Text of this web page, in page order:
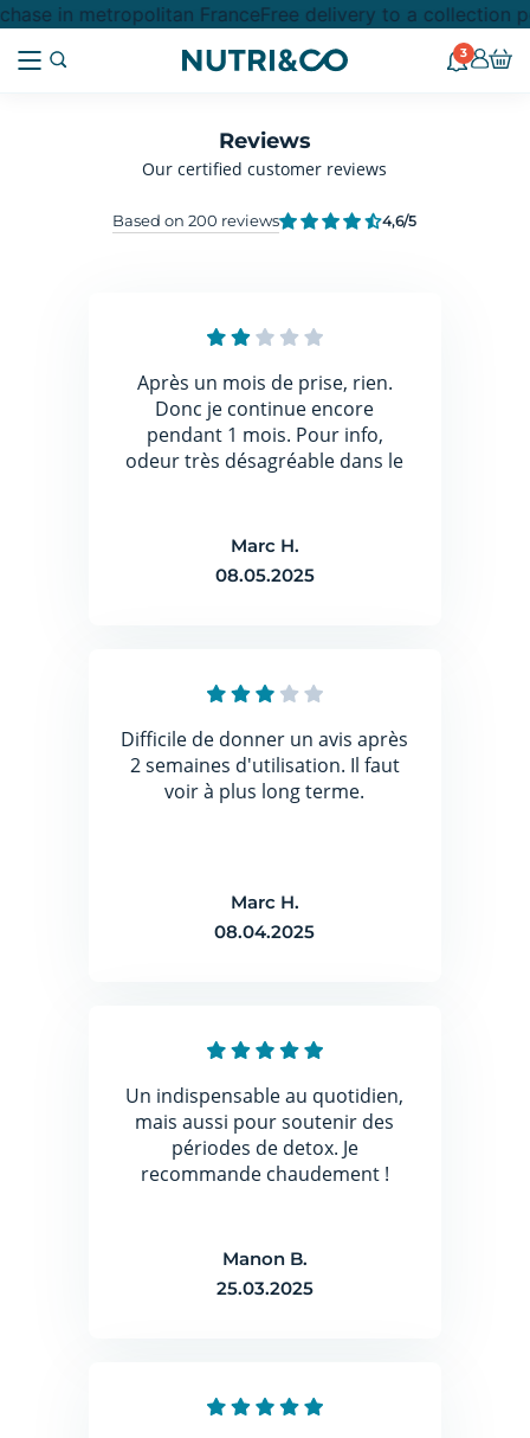
in metropolitan FranceFree delivery to a collection
3
Reviews
Our certified customer reviews
4,6/5
Based on 200 reviews
Après un mois de prise, rien.
Donc je continue encore
pendant 1 mois. Pour info,
odeur très désagréable dans le
Marc H.
08.05.2025
Difficile de donner un avis après
2 semaines d'utilisation. Il faut
voir à plus long terme.
Marc H.
08.04.2025
Un indispensable au quotidien,
mais aussi pour soutenir des
périodes de detox. Je
recommande chaudement !
Manon B.
25.03.2025